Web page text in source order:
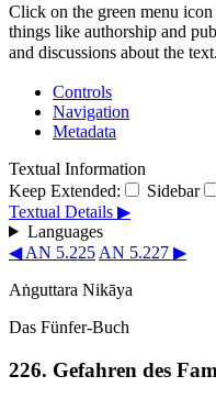
Click on the green menu
things like authorship and
and discussions about the text.
Controls
Navigation
Metadata
Textual Information
Keep Extended:
Sidebar
Textual Details ▶
Languages
◀ AN 5.225 AN 5.227 ▶
Aṅguttara Nikāya
Das Fünfer-Buch
226. Gefahren des